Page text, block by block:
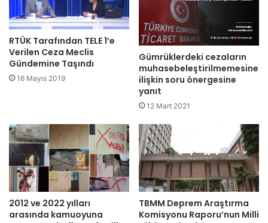
RTÜK Tarafından TELE 1’e
Verilen Ceza Meclis
Gündemine Taşındı
16 Mayıs 2019
Gümrüklerdeki cezaların
muhasebeleştirilmemesine
ilişkin soru önergesine
yanıt
12 Mart 2021
2012 ve 2022 yılları
arasında kamuoyuna
TBMM Deprem Araştırma
Komisyonu Raporu’nun Milli